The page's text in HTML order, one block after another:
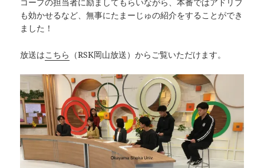
コープの担当者に励ましてもらいながら、本番ではアドリブ
も効かせるなど、無事にたまーじゅの紹介をすることができ
ました！
放送はこちら （RSK岡山放送）からご覧いただけます。